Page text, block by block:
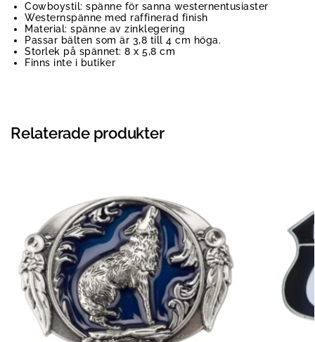
Cowboystil: spänne för sanna westernentusiaster
Westernspänne med raffinerad finish
Material: spänne av zinklegering
Passar bälten som är 3,8 till 4 cm höga.
Storlek på spännet: 8 x 5,8 cm
Finns inte i butiker
Relaterade produkter